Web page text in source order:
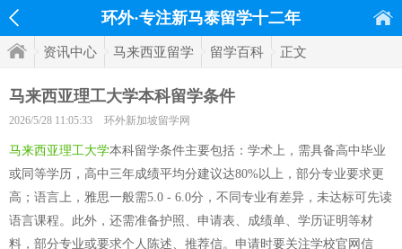
环外·专注新马泰留学十二年
资讯中心 马来西亚留学 留学百科 正文
马来西亚理工大学本科留学条件
2026/5/28 11:05:33 环外新加坡留学网
马来西亚理工大学本科留学条件主要包括：学术上，需具备高中毕业
或同等学历，高中三年成绩平均分建议达80%以上，部分专业要求更
高；语言上，雅思一般需5.0 - 6.0分，不同专业有差异，未达标可先读
语言课程。此外，还需准备护照、申请表、成绩单、学历证明等材
料，部分专业或要求个人陈述、推荐信。申请时要关注学校官网信